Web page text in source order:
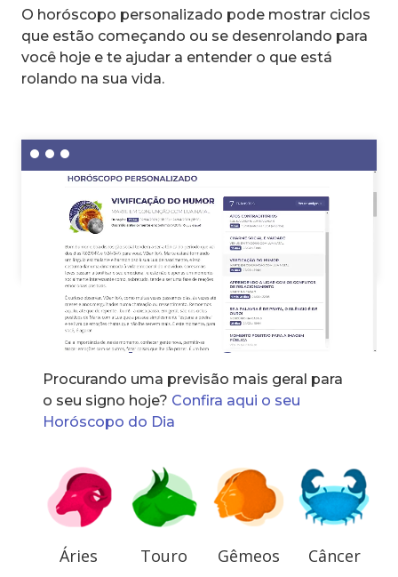
O horóscopo personalizado pode mostrar ciclos
que estão começando ou se desenrolando para
você hoje e te ajudar a entender o que está
rolando na sua vida.
Horóscopo dos signos
Procurando uma previsão mais geral para
o seu signo hoje? Confira aqui o seu
Horóscopo do Dia
Áries Touro Gêmeos Câncer